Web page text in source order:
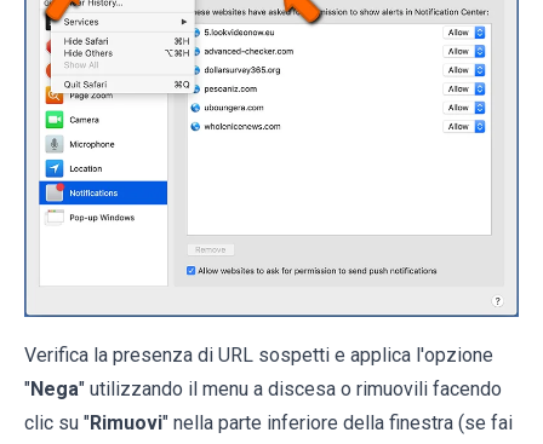
Verifica la presenza di URL sospetti e applica l'opzione
"Nega" utilizzando il menu a discesa o rimuovili facendo
clic su "Rimuovi" nella parte inferiore della finestra (se fai